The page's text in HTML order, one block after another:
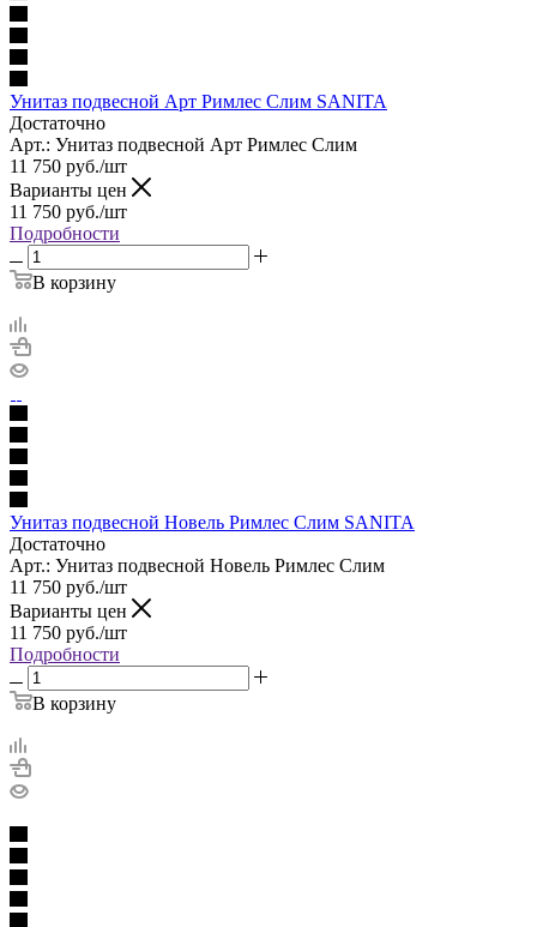
Унитаз подвесной Арт Римлес Слим SANITA
Достаточно
Арт.: Унитаз подвесной Арт Римлес Слим
11 750 руб./шт
Варианты цен
11 750 руб./шт
Подробности
В корзину
Унитаз подвесной Новель Римлес Слим SANITA
Достаточно
Арт.: Унитаз подвесной Новель Римлес Слим
11 750 руб./шт
Варианты цен
11 750 руб./шт
Подробности
В корзину